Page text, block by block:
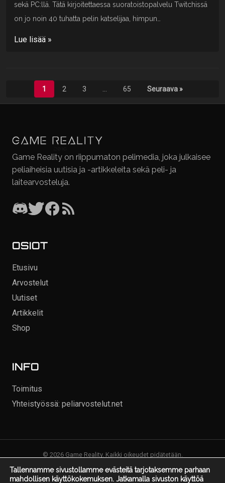
sekä PC:llä. Tätä kirjoitettaessa suoratoistopalvelu Twitchissä
on jo noin 40 tuhatta pelin katselijaa, himpun…
Lue lisää »
1 2 3 … 65 Seuraava »
Tallennamme sivustollamme evästeitä tarjotaksemme parhaan
mahdollisen käyttökokemuksen. Jatkamalla sivuston käyttöä
Game Reality on riippumaton pelimedia, joka julkaisee
peliaiheisia uutisia ja -artikkeleita sekä peli- ja
laitearvosteluja.
OSIOT
Etusivu
Arvostelut
Uutiset
Artikkelit
Shop
INFO
Toimitus
Yhteistyössä: peliarvostelut.net
© 2026 Game Reality. Kaikki oikeudet pidätetään.